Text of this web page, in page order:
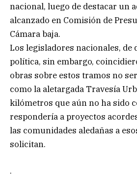
nacional, luego de destacar un
alcanzado en Comisión de
Cámara baja.
Los legisladores nacionales,
política, sin embargo,
obras sobre estos tramos no
como la aletargada Travesía
kilómetros que aún no ha sido
respondería a proyectos
las comunidades aledañas a
solicitan.
.